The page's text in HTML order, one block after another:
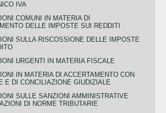
IVA
COMUNI IN MATERIA DI
DELLE IMPOSTE SUI REDDITI
SULLA RISCOSSIONE DELLE IMPOSTE
URGENTI IN MATERIA FISCALE
IN MATERIA DI ACCERTAMENTO CON
E DI CONCILIAZIONE GIUDIZIALE
SULLE SANZIONI AMMINISTRATIVE
DI NORME TRIBUTARIE